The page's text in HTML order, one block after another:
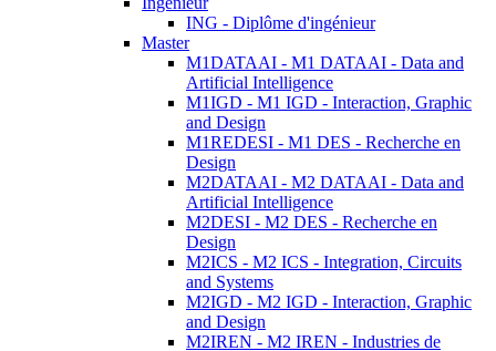
ING - Diplôme d'ingénieur
Master
M1DATAAI - M1 DATAAI - Data and
Artificial Intelligence
M1IGD - M1 IGD - Interaction, Graphic
and Design
M1REDESI - M1 DES - Recherche en
Design
M2DATAAI - M2 DATAAI - Data and
Artificial Intelligence
M2DESI - M2 DES - Recherche en
Design
M2ICS - M2 ICS - Integration, Circuits
and Systems
M2IGD - M2 IGD - Interaction, Graphic
and Design
M2IREN - M2 IREN - Industries de